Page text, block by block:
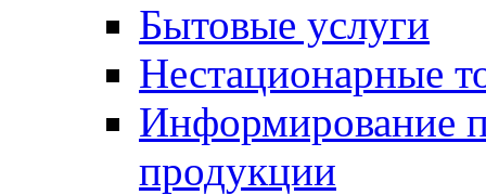
Бытовые услуги
Нестационарные
Информирование
продукции